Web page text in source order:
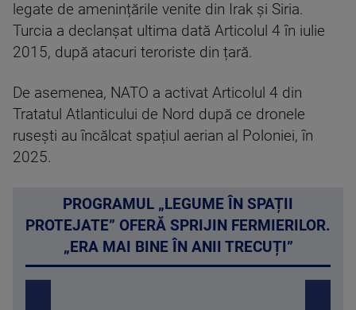
legate de amenințările venite din Irak și Siria.
Turcia a declanșat ultima dată Articolul 4 în iulie
2015, după atacuri teroriste din țară.
De asemenea, NATO a activat Articolul 4 din
Tratatul Atlanticului de Nord după ce dronele
rusești au încălcat spațiul aerian al Poloniei, în
2025.
PROGRAMUL „LEGUME ÎN SPAȚII
PROTEJATE” OFERĂ SPRIJIN FERMIERILOR.
„ERA MAI BINE ÎN ANII TRECUȚI”